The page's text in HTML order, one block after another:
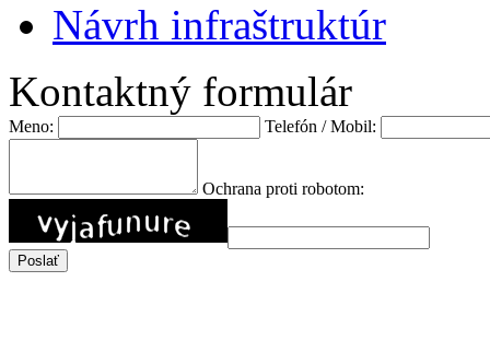
Návrh infraštruktúr
Kontaktný formulár
Meno: Telefón / Mobil:
Ochrana proti robotom: